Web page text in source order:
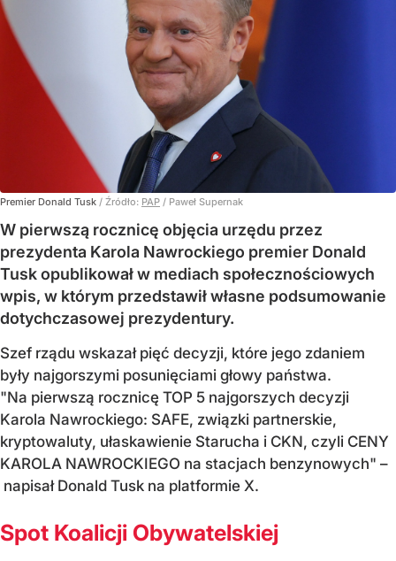
Premier Donald Tusk / Źródło: PAP / Paweł Supernak
W pierwszą rocznicę objęcia urzędu przez
prezydenta Karola Nawrockiego premier Donald
Tusk opublikował w mediach społecznościowych
wpis, w którym przedstawił własne podsumowanie
dotychczasowej prezydentury.
Szef rządu wskazał pięć decyzji, które jego zdaniem
były najgorszymi posunięciami głowy państwa.
"Na pierwszą rocznicę TOP 5 najgorszych decyzji
Karola Nawrockiego: SAFE, związki partnerskie,
kryptowaluty, ułaskawienie Starucha i CKN, czyli CENY
KAROLA NAWROCKIEGO na stacjach benzynowych" –
napisał Donald Tusk na platformie X.
Spot Koalicji Obywatelskiej